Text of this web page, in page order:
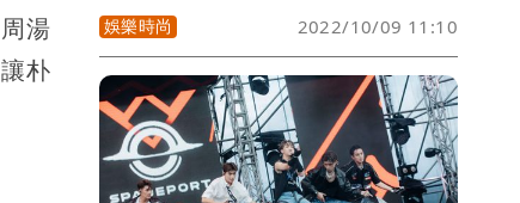
湯
朴
內破220 場演出的百大DJ Vini Vici 、同
樣是世界百大DJ的Jeffrey Sutorius，還
有荷蘭籍電音雙人組 W&W 坐鎮，讓全場
樂迷沉浸在超爆嗨的節奏中。Jeffrey
Sutorius 闊別多年再次來台，特別提到
牛肉麵以及蔥油餅是自己的最愛，更表示
「鹹酥雞」讓他念念不忘，直呼：
娛樂時尚 2022/10/09 11:10